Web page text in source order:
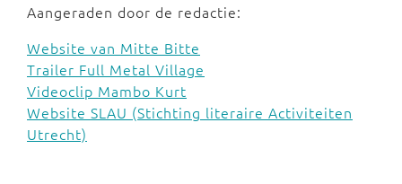
Aangeraden door de redactie:
Website van Mitte Bitte
Trailer Full Metal Village
Videoclip Mambo Kurt
Website SLAU (Stichting literaire Activiteiten
Utrecht)